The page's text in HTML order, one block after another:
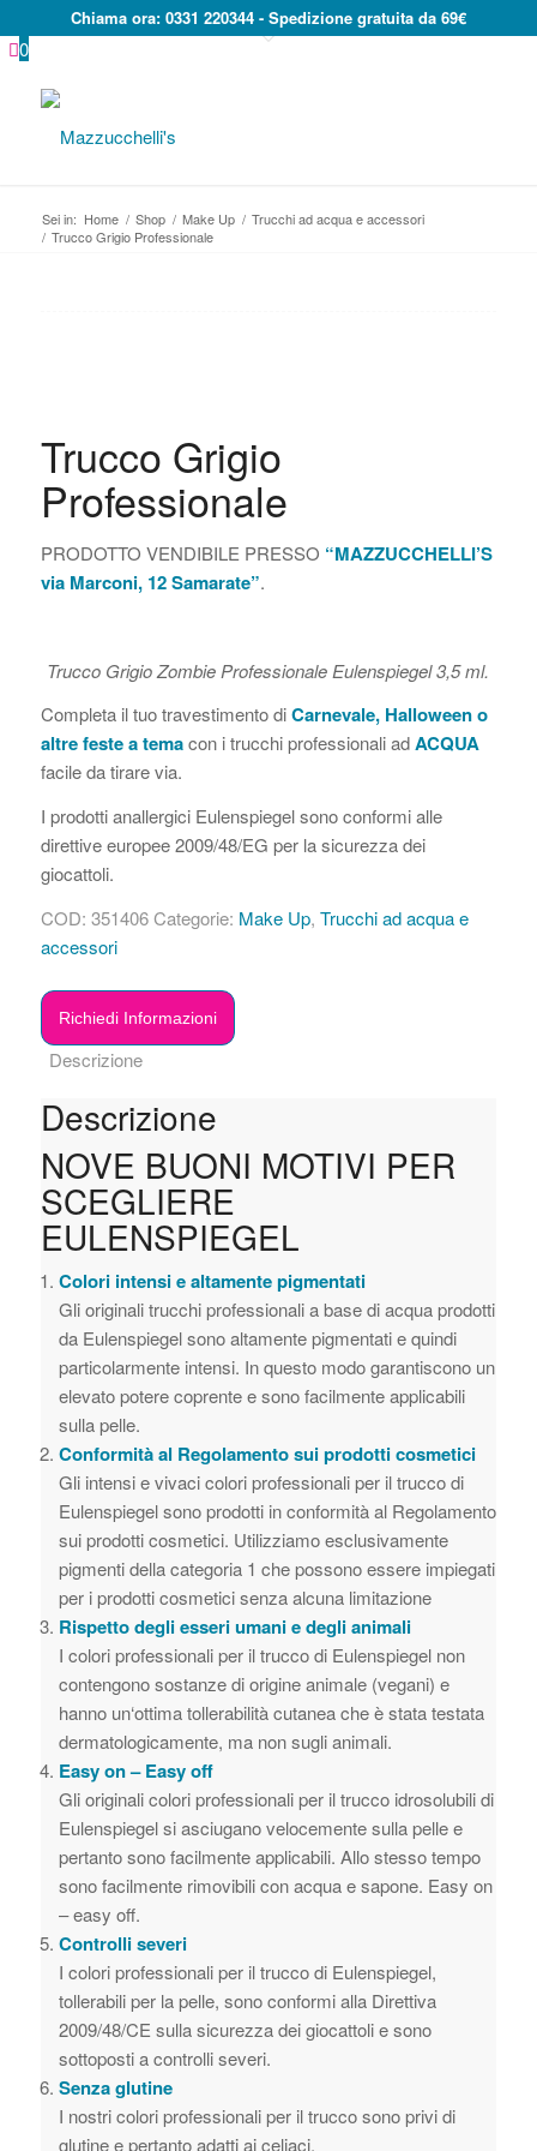
Chiama ora: 0331 220344- Spedizione gratuita da 69€
0
Sei in: Home / Shop / Make Up / Trucchi ad acqua e accessori
/ Trucco Grigio Professionale
Trucco Grigio
Professionale
PRODOTTO VENDIBILE PRESSO “MAZZUCCHELLI’S
via Marconi, 12 Samarate”.
Trucco Grigio Zombie Professionale Eulenspiegel 3,5 ml.
Completa il tuo travestimento diCarnevale, Halloween o
altre feste a temacon i trucchi professionali adACQUA
facile da tirare via.
I prodotti anallergici Eulenspiegel sono conformi alle
direttive europee 2009/48/EG per la sicurezza dei
giocattoli.
COD: 351406 Categorie: Make Up, Trucchi ad acqua e
accessori
Richiedi Informazioni
Descrizione
Descrizione
NOVE BUONI MOTIVI PER
SCEGLIERE
EULENSPIEGEL
Colori intensi e altamente pigmentati
Gli originali trucchi professionali a base di acqua prodotti
da Eulenspiegel sono altamente pigmentati e quindi
particolarmente intensi. In questo modo garantiscono un
elevato potere coprente e sono facilmente applicabili
sulla pelle.
Conformità al Regolamento sui prodotti cosmetici
Gli intensi e vivaci colori professionali per il trucco di
Eulenspiegel sono prodotti in conformità al Regolamento
sui prodotti cosmetici. Utilizziamo esclusivamente
pigmenti della categoria 1 che possono essere impiegati
per i prodotti cosmetici senza alcuna limitazione
Rispetto degli esseri umani e degli animali
I colori professionali per il trucco di Eulenspiegel non
contengono sostanze di origine animale (vegani) e
hanno un‘ottima tollerabilità cutanea che è stata testata
dermatologicamente, ma non sugli animali.
Easy on – Easy off
Gli originali colori professionali per il trucco idrosolubili di
Eulenspiegel si asciugano velocemente sulla pelle e
pertanto sono facilmente applicabili. Allo stesso tempo
sono facilmente rimovibili con acqua e sapone. Easy on
– easy off.
Controlli severi
I colori professionali per il trucco di Eulenspiegel,
tollerabili per la pelle, sono conformi alla Direttiva
2009/48/CE sulla sicurezza dei giocattoli e sono
sottoposti a controlli severi.
Senza glutine
I nostri colori professionali per il trucco sono privi di
glutine e pertanto adatti ai celiaci.